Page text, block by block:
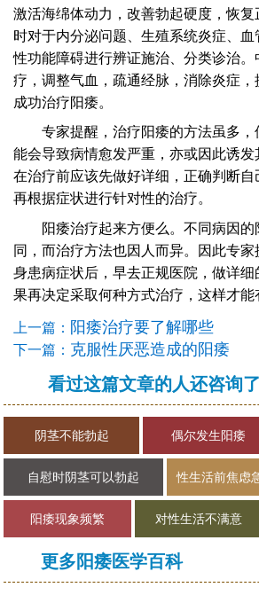
激活海绵体动力，改善勃起硬度，恢复
时对于内分泌问题、生殖系统炎症、
性功能障碍进行辨证施治、分类诊治
疗，调整气血，疏通经脉，消除炎症
成功治疗阳痿。
专家提醒，治疗阳痿的方法虽多，
能会导致病情愈发严重，亦或因此诱
在治疗前应该先做好详细，正确判断
再根据症状进行针对性的治疗。
阳痿治疗起来方便么。不同病因的
同，而治疗方法也因人而异。因此专
身患病症状后，早去正规医院，做详
果再决定采取何种方式治疗，这样才能
上一篇： 阳痿治疗要了解哪些
下一篇： 克服性厌恶造成的阳痿
看过这篇文章的人还咨询
阴茎不能勃起 偶尔发生阳痿
自慰时阴茎可以勃起 性生活前焦虑
阳痿现象频繁 对性生活不满意
更多阳痿医学百科